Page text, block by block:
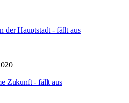
der Hauptstadt - fällt aus
Zukunft - fällt aus